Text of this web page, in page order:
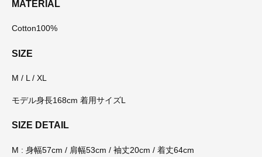
MATERIAL
Cotton100%
SIZE
M / L / XL
モデル身長168cm 着用サイズL
SIZE DETAIL
M : 身幅57cm / 肩幅53cm / 袖丈20cm / 着丈64cm